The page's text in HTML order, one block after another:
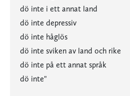
dö inte i ett annat land
dö inte depressiv
dö inte håglös
dö inte sviken av land och rike
dö inte på ett annat språk
dö inte"